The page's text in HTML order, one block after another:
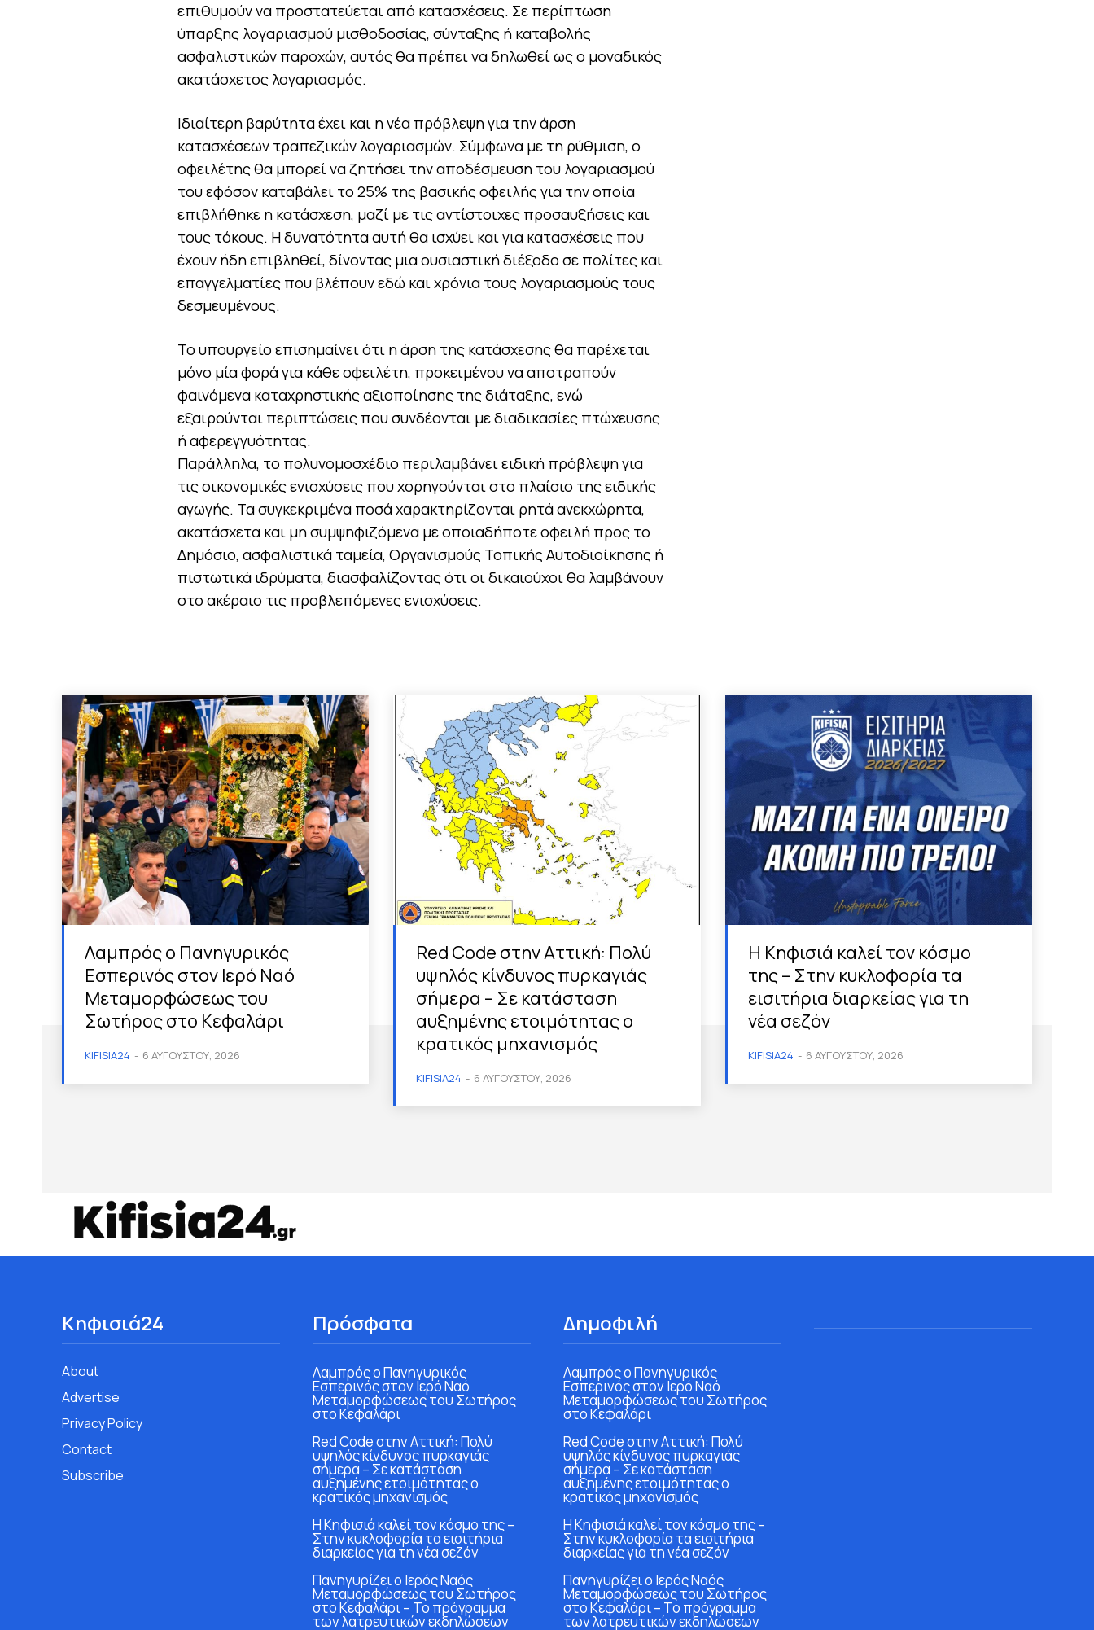
επιθυμούν να προστατεύεται από κατασχέσεις. Σε περίπτωση
ύπαρξης λογαριασμού μισθοδοσίας, σύνταξης ή καταβολής
ασφαλιστικών παροχών, αυτός θα πρέπει να δηλωθεί ως ο μοναδικός
ακατάσχετος λογαριασμός.
Ιδιαίτερη βαρύτητα έχει και η νέα πρόβλεψη για την άρση
κατασχέσεων τραπεζικών λογαριασμών. Σύμφωνα με τη ρύθμιση, ο
οφειλέτης θα μπορεί να ζητήσει την αποδέσμευση του λογαριασμού
του εφόσον καταβάλει το 25% της βασικής οφειλής για την οποία
επιβλήθηκε η κατάσχεση, μαζί με τις αντίστοιχες προσαυξήσεις και
τους τόκους. Η δυνατότητα αυτή θα ισχύει και για κατασχέσεις που
έχουν ήδη επιβληθεί, δίνοντας μια ουσιαστική διέξοδο σε πολίτες και
επαγγελματίες που βλέπουν εδώ και χρόνια τους λογαριασμούς τους
δεσμευμένους.
Το υπουργείο επισημαίνει ότι η άρση της κατάσχεσης θα παρέχεται
μόνο μία φορά για κάθε οφειλέτη, προκειμένου να αποτραπούν
φαινόμενα καταχρηστικής αξιοποίησης της διάταξης, ενώ
εξαιρούνται περιπτώσεις που συνδέονται με διαδικασίες πτώχευσης
ή αφερεγγυότητας.
Παράλληλα, το πολυνομοσχέδιο περιλαμβάνει ειδική πρόβλεψη για
τις οικονομικές ενισχύσεις που χορηγούνται στο πλαίσιο της ειδικής
αγωγής. Τα συγκεκριμένα ποσά χαρακτηρίζονται ρητά ανεκχώρητα,
ακατάσχετα και μη συμψηφιζόμενα με οποιαδήποτε οφειλή προς το
Δημόσιο, ασφαλιστικά ταμεία, Οργανισμούς Τοπικής Αυτοδιοίκησης ή
πιστωτικά ιδρύματα, διασφαλίζοντας ότι οι δικαιούχοι θα λαμβάνουν
στο ακέραιο τις προβλεπόμενες ενισχύσεις.
Λαμπρός ο Πανηγυρικός
Εσπερινός στον Ιερό Ναό
Μεταμορφώσεως του
Σωτήρος στο Κεφαλάρι
KIFISIA24 - 6 ΑΥΓΟΎΣΤΟΥ, 2026
Red Code στην Αττική: Πολύ
υψηλός κίνδυνος πυρκαγιάς
σήμερα – Σε κατάσταση
αυξημένης ετοιμότητας ο
κρατικός μηχανισμός
KIFISIA24 - 6 ΑΥΓΟΎΣΤΟΥ, 2026
Η Κηφισιά καλεί τον κόσμο
της – Στην κυκλοφορία τα
εισιτήρια διαρκείας για τη
νέα σεζόν
KIFISIA24 - 6 ΑΥΓΟΎΣΤΟΥ, 2026
Κηφισιά24
About
Advertise
Privacy Policy
Contact
Subscribe
Πρόσφατα
Λαμπρός ο Πανηγυρικός
Εσπερινός στον Ιερό Ναό
Μεταμορφώσεως του Σωτήρος
στο Κεφαλάρι
Red Code στην Αττική: Πολύ
υψηλός κίνδυνος πυρκαγιάς
σήμερα – Σε κατάσταση
αυξημένης ετοιμότητας ο
κρατικός μηχανισμός
Η Κηφισιά καλεί τον κόσμο της –
Στην κυκλοφορία τα εισιτήρια
διαρκείας για τη νέα σεζόν
Πανηγυρίζει ο Ιερός Ναός
Μεταμορφώσεως του Σωτήρος
στο Κεφαλάρι – Το πρόγραμμα
των λατρευτικών εκδηλώσεων
Δημοφιλή
Λαμπρός ο Πανηγυρικός
Εσπερινός στον Ιερό Ναό
Μεταμορφώσεως του Σωτήρος
στο Κεφαλάρι
Red Code στην Αττική: Πολύ
υψηλός κίνδυνος πυρκαγιάς
σήμερα – Σε κατάσταση
αυξημένης ετοιμότητας ο
κρατικός μηχανισμός
Η Κηφισιά καλεί τον κόσμο της –
Στην κυκλοφορία τα εισιτήρια
διαρκείας για τη νέα σεζόν
Πανηγυρίζει ο Ιερός Ναός
Μεταμορφώσεως του Σωτήρος
στο Κεφαλάρι – Το πρόγραμμα
των λατρευτικών εκδηλώσεων